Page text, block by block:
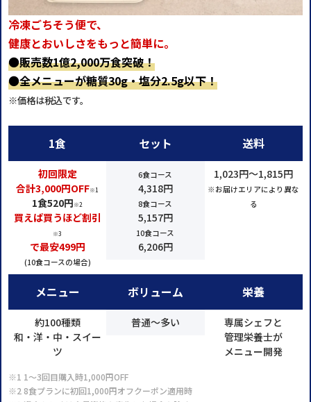
冷凍ごちそう便で、
健康とおいしさをもっと簡単に。
●販売数1億2,000万食突破！
●全メニューが糖質30g・塩分2.5g以下！
※価格は税込です。
1食
初回限定
合計3,000円OFF※1
1食520円※2
買えば買うほど割引
※3
で最安499円
(10食コースの場合)
セット
6食コース
4,318円
8食コース
5,157円
10食コース
6,206円
送料
1,023円～1,815円
※お届けエリアにより異な
る
メニュー
約100種類
和・洋・中・スイー
ツ
ボリューム
普通～多い
栄養
専属シェフと
管理栄養士が
メニュー開発
※1 1～3回目購入時1,000円OFF
※2 8食プランに初回1,000円オフクーポン適用時